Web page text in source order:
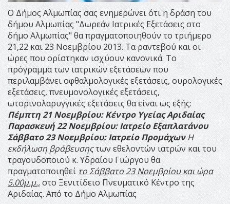
Ο Δήμος Αλμωπίας σας ενημερώνει ότι η δράση του
δήμου Αλμωπίας "Δωρεάν Ιατρικές Εξετάσεις στο
δήμο Αλμωπίας" θα πραγματοποιηθούν το τριήμερο
21,22 και 23 Νοεμβρίου 2013. Τα ραντεβού και οι
ώρες που ορίστηκαν ισχύουν κανονικά. Το
πρόγραμμα των ιατρικών εξετάσεων που
περιλαμβάνει οφθαλμολογικές εξετάσεις, ουρολογικές
εξετάσεις, πνευμονολογικές εξετάσεις,
ωτορινολαρυγγικές εξετάσεις θα είναι ως εξής:
Πέμπτη 21 Νοεμβρίου: Κέντρο Υγείας Αριδαίας
Παρασκευή 22 Νοεμβρίου: Ιατρείο Εξαπλατάνου
Σάββατο 23 Νοεμβρίου: Ιατρείο Προμάχων Η
εκδήλωση βράβευσηςτων εθελοντών ιατρών και του
τραγουδοποιού κ. Υδραίου Γιώργου θα
πραγματοποιηθεί το Σάββατο 23 Νοεμβρίου και ώρα
5.00μ.μ.,στο Ξενιτίδειο Πνευματικό Κέντρο της
Αριδαίας. Από το Δήμο Αλμωπίας